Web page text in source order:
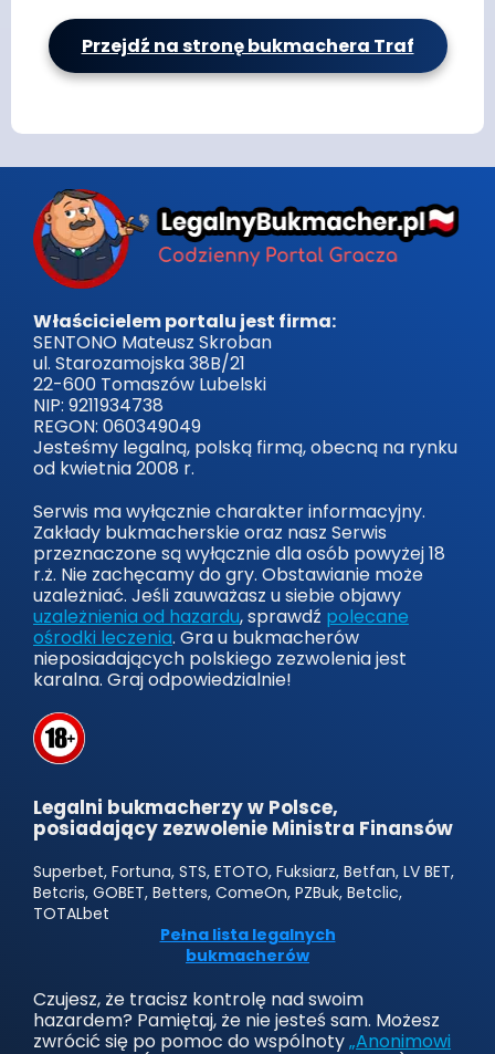
Przejdź na stronę bukmachera Traf
Właścicielem portalu jest firma:
SENTONO Mateusz Skroban
ul. Starozamojska 38B/21
22-600 Tomaszów Lubelski
NIP: 9211934738
REGON: 060349049
Jesteśmy legalną, polską firmą, obecną na rynku
od kwietnia 2008 r.
Serwis ma wyłącznie charakter informacyjny.
Zakłady bukmacherskie oraz nasz Serwis
przeznaczone są wyłącznie dla osób powyżej 18
r.ż. Nie zachęcamy do gry. Obstawianie może
uzależniać. Jeśli zauważasz u siebie objawy
uzależnienia od hazardu, sprawdź polecane
ośrodki leczenia. Gra u bukmacherów
nieposiadających polskiego zezwolenia jest
karalna. Graj odpowiedzialnie!
Legalni bukmacherzy w Polsce,
posiadający zezwolenie Ministra Finansów
Superbet, Fortuna, STS, ETOTO, Fuksiarz, Betfan, LV BET,
Betcris, GOBET, Betters, ComeOn, PZBuk, Betclic,
TOTALbet
Pełna lista legalnych
bukmacherów
Czujesz, że tracisz kontrolę nad swoim
hazardem? Pamiętaj, że nie jesteś sam. Możesz
zwrócić się po pomoc do wspólnoty„Anonimowi